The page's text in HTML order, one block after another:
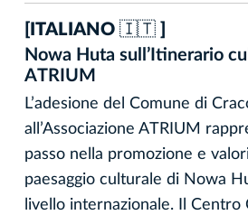
[ITALIANO 🇮🇹 ]
Nowa Huta sull’Itinerario
ATRIUM
L’adesione del Comune di
all’Associazione ATRIUM
passo nella promozione e
paesaggio culturale di Nowa
livello internazionale. Il Centro